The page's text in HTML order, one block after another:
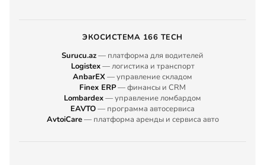
ЭКОСИСТЕМА 166 TECH
Surucu.az— платформа для водителей
Logistex— логистика и транспорт
AnbarEX — управление складом
Finex ERP— финансы и CRM
Lombardex— управление ломбардом
EAVTO— программа автосервиса
AvtoiCare— платформа аренды и сервиса авто